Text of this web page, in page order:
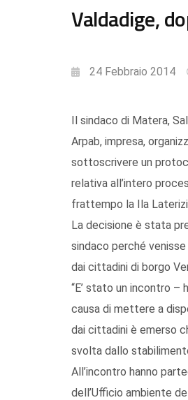
Valdadige,
24 Febbraio 2014
Il sindaco di Matera,
Arpab, impresa,
sottoscrivere un
relativa all’intero
frattempo la Ila
La decisione è stata
sindaco perché
dai cittadini di borgo
“E’ stato un incontro
causa di mettere a
dai cittadini è emerso
svolta dallo
All’incontro hanno
dell’Ufficio ambiente